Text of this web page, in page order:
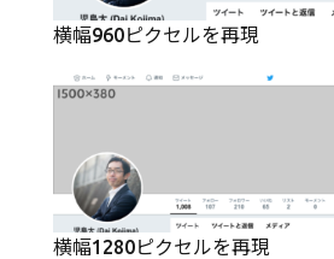
横幅960ピクセルを再現
横幅1280ピクセルを再現